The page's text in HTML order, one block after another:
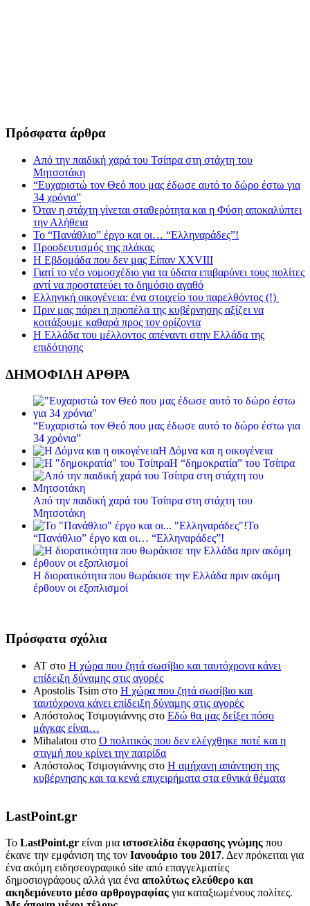
Πρόσφατα άρθρα
Από την παιδική χαρά του Τσίπρα στη στάχτη του
Μητσοτάκη
“Ευχαριστώ τον Θεό που μας έδωσε αυτό το δώρο έστω για
34 χρόνια”
Όταν η στάχτη γίνεται σταθερότητα και η Φύση αποκαλύπτει
την Αλήθεια
Το “Πανάθλιο” έργο και οι… “Ελληναράδες”!
Προοδευτισμός της πλάκας
Η Εβδομάδα που δεν μας Είπαν XXVIII
Γιατί το νέο νομοσχέδιο για τα ύδατα επιβαρύνει τους πολίτες
αντί να προστατεύει το δημόσιο αγαθό
Ελληνική οικογένεια: ένα στοιχείο του παρελθόντος (!)
Πριν μας πάρει η προπέλα της κυβέρνησης αξίζει να
κοιτάξουμε καθαρά προς τον ορίζοντα
Η Ελλάδα του μέλλοντος απέναντι στην Ελλάδα της
επιδότησης
ΔΗΜΟΦΙΛΗ ΑΡΘΡΑ
“Ευχαριστώ τον Θεό που μας έδωσε αυτό το δώρο έστω για
34 χρόνια”
Η Δόμνα και η οικογένεια
Η “δημοκρατία” του Τσίπρα
Από την παιδική χαρά του Τσίπρα στη στάχτη του
Μητσοτάκη
Το
“Πανάθλιο” έργο και οι… “Ελληναράδες”!
Η διορατικότητα που θωράκισε την Ελλάδα πριν ακόμη
έρθουν οι εξοπλισμοί
Πρόσφατα σχόλια
ΑΤ στο Η χώρα που ζητά σωσίβιο και ταυτόχρονα κάνει
επίδειξη δύναμης στις αγορές
Apostolis Tsim στο Η χώρα που ζητά σωσίβιο και
ταυτόχρονα κάνει επίδειξη δύναμης στις αγορές
Απόστολος Τσιμογιάννης στο Εδώ θα μας δείξει πόσο
μάγκας είναι…
Mihalatou στο Ο πολιτικός που δεν ελέγχθηκε ποτέ και η
στιγμή που κρίνει την πατρίδα
Απόστολος Τσιμογιάννης στο Η αμήχανη απάντηση της
κυβέρνησης και τα κενά επιχειρήματα στα εθνικά θέματα
LastPoint.gr
To LastPoint.gr είναι μια ιστοσελίδα έκφρασης γνώμης που
έκανε την εμφάνιση της τον Ιανουάριο του 2017. Δεν πρόκειται για
ένα ακόμη ειδησεογραφικό site από επαγγελματίες
δημοσιογράφους αλλά για ένα απολύτως ελεύθερο και
ακηδεμόνευτο μέσο αρθρογραφίας για καταξιωμένους πολίτες.